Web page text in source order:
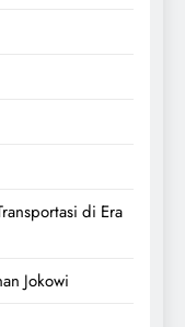
di Era
Jokowi